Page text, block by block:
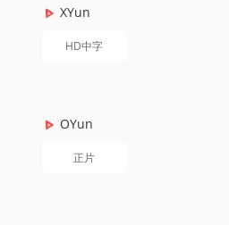
XYun
HD中字
OYun
正片